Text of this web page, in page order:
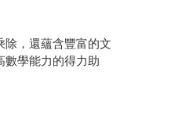
除，還蘊含豐富的文
數學能力的得力助